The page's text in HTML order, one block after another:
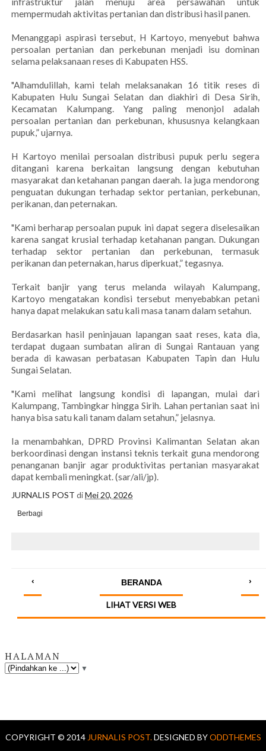
mempermudah aktivitas pertanian dan distribusi hasil panen.
Menanggapi aspirasi tersebut, H Kartoyo, menyebut bahwa
persoalan pertanian dan perkebunan menjadi isu dominan
selama pelaksanaan reses di Kabupaten HSS.
"Alhamdulillah, kami telah melaksanakan 16 titik reses di
Kabupaten Hulu Sungai Selatan dan diakhiri di Desa Sirih,
Kecamatan Kalumpang. Yang paling menonjol adalah
persoalan pertanian dan perkebunan, khususnya kelangkaan
pupuk,” ujarnya.
H Kartoyo menilai persoalan distribusi pupuk perlu segera
ditangani karena berkaitan langsung dengan kebutuhan
masyarakat dan ketahanan pangan daerah. Ia juga mendorong
penguatan dukungan terhadap sektor pertanian, perkebunan,
perikanan, dan peternakan.
"Kami berharap persoalan pupuk ini dapat segera diselesaikan
karena sangat krusial terhadap ketahanan pangan. Dukungan
terhadap sektor pertanian dan perkebunan, termasuk
perikanan dan peternakan, harus diperkuat,” tegasnya.
Terkait banjir yang terus melanda wilayah Kalumpang,
Kartoyo mengatakan kondisi tersebut menyebabkan petani
hanya dapat melakukan satu kali masa tanam dalam setahun.
Berdasarkan hasil peninjauan lapangan saat reses, kata dia,
terdapat dugaan sumbatan aliran di Sungai Rantauan yang
berada di kawasan perbatasan Kabupaten Tapin dan Hulu
Sungai Selatan.
"Kami melihat langsung kondisi di lapangan, mulai dari
Kalumpang, Tambingkar hingga Sirih. Lahan pertanian saat ini
hanya bisa satu kali tanam dalam setahun,” jelasnya.
Ia menambahkan, DPRD Provinsi Kalimantan Selatan akan
berkoordinasi dengan instansi teknis terkait guna mendorong
penanganan banjir agar produktivitas pertanian masyarakat
dapat kembali meningkat. (sar/ali/jp).
JURNALIS POST diMei 20, 2026
Berbagi
‹ ›
BERANDA
LIHAT VERSI WEB
HALAMAN
▼
COPYRIGHT © 2014 JURNALIS POST.DESIGNED BYODDTHEMES